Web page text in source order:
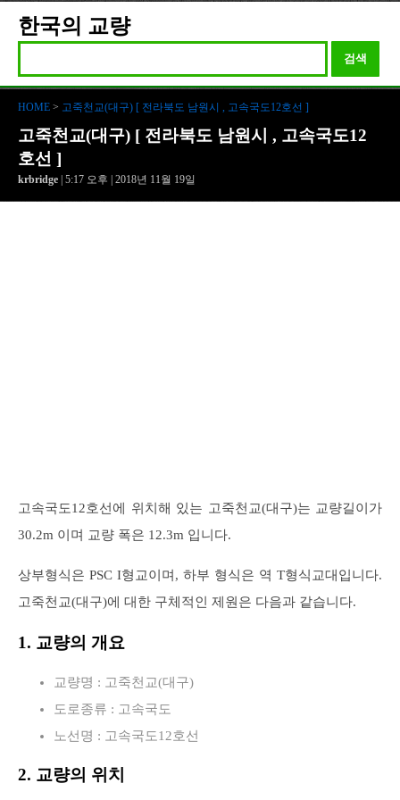
한국의 교량
검색
HOME > 고죽천교(대구) [ 전라북도 남원시 , 고속국도12호선 ]
고죽천교(대구) [ 전라북도 남원시 , 고속국도12
호선 ]
krbridge | 5:17 오후 | 2018년 11월 19일
고속국도12호선에 위치해 있는 고죽천교(대구)는 교량길이가
30.2m 이며 교량 폭은 12.3m 입니다.
상부형식은 PSC I형교이며, 하부 형식은 역 T형식교대입니다.
고죽천교(대구)에 대한 구체적인 제원은 다음과 같습니다.
1. 교량의 개요
교량명 : 고죽천교(대구)
도로종류 : 고속국도
노선명 : 고속국도12호선
2. 교량의 위치